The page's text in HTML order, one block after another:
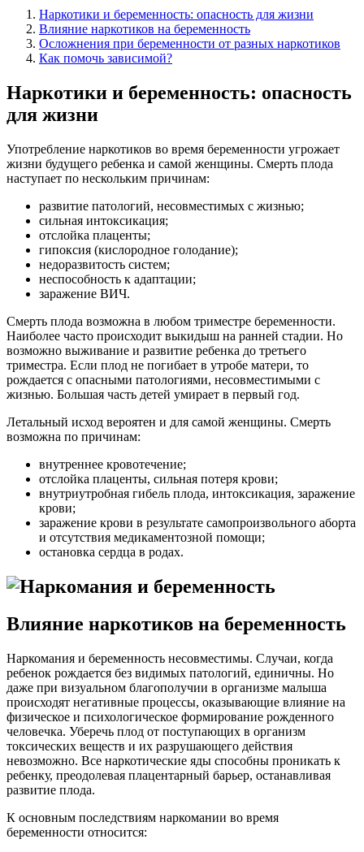
Наркотики и беременность: опасность для жизни
Влияние наркотиков на беременность
Осложнения при беременности от разных наркотиков
Как помочь зависимой?
Наркотики и беременность: опасность
для жизни
Употребление наркотиков во время беременности угрожает
жизни будущего ребенка и самой женщины. Смерть плода
наступает по нескольким причинам:
развитие патологий, несовместимых с жизнью;
сильная интоксикация;
отслойка плаценты;
гипоксия (кислородное голодание);
недоразвитость систем;
неспособность к адаптации;
заражение ВИЧ.
Смерть плода возможна в любом триместре беременности.
Наиболее часто происходит выкидыш на ранней стадии. Но
возможно выживание и развитие ребенка до третьего
триместра. Если плод не погибает в утробе матери, то
рождается с опасными патологиями, несовместимыми с
жизнью. Большая часть детей умирает в первый год.
Летальный исход вероятен и для самой женщины. Смерть
возможна по причинам:
внутреннее кровотечение;
отслойка плаценты, сильная потеря крови;
внутриутробная гибель плода, интоксикация, заражение
крови;
заражение крови в результате самопроизвольного аборта
и отсутствия медикаментозной помощи;
остановка сердца в родах.
Влияние наркотиков на беременность
Наркомания и беременность несовместимы. Случаи, когда
ребенок рождается без видимых патологий, единичны. Но
даже при визуальном благополучии в организме малыша
происходят негативные процессы, оказывающие влияние на
физическое и психологическое формирование рожденного
человечка. Уберечь плод от поступающих в организм
токсических веществ и их разрушающего действия
невозможно. Все наркотические яды способны проникать к
ребенку, преодолевая плацентарный барьер, останавливая
развитие плода.
К основным последствиям наркомании во время
беременности относится: